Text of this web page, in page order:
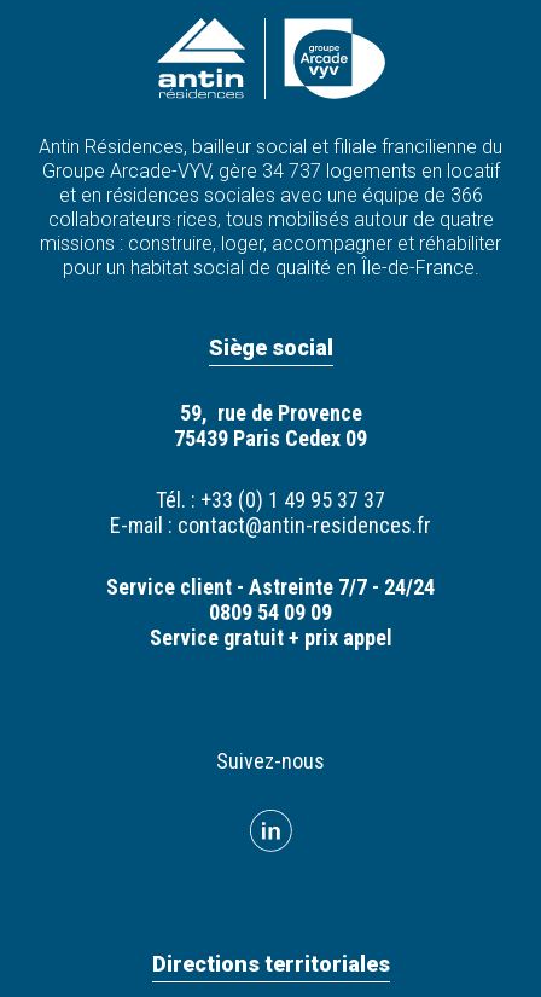
Antin Résidences, bailleur social et filiale francilienne du
Groupe Arcade-VYV, gère 34 737 logements en locatif
et en résidences sociales avec une équipe de 366
collaborateurs·rices, tous mobilisés autour de quatre
missions : construire, loger, accompagner et réhabiliter
pour un habitat social de qualité en Île-de-France.
Siège social
59, rue de Provence
75439 Paris Cedex 09
Tél. : +33 (0) 1 49 95 37 37
E-mail : contact@antin-residences.fr
Service client - Astreinte 7/7 - 24/24
0809 54 09 09
Service gratuit + prix appel
Suivez-nous
Directions territoriales